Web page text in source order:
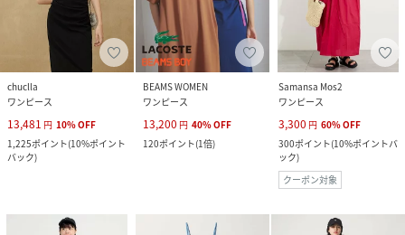
chuclla
ワンピース
13,481 円 10%OFF
1,225ポイント(10%ポイント
バック)
BEAMS WOMEN
ワンピース
13,200 円 40%OFF
120ポイント(1倍)
Samansa Mos2
ワンピース
3,300 円 60%OFF
300ポイント(10%ポイントバ
ック)
クーポン対象